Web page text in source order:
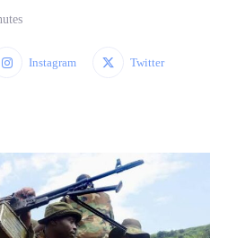
Instagram Twitter